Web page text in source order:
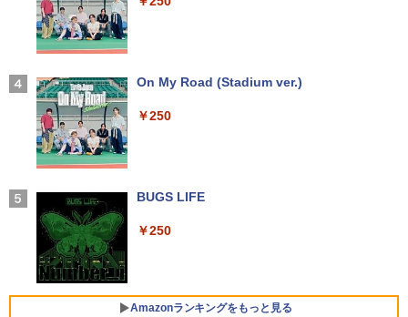
【2026年アップグレード版】AOKIMI ワイヤ
軽量 ブルートゥースHi-Fi 最大36時間再生 ぶ
リング ANC 36時間再生
On My Road (Stadium ver.)
￥250
BUGS LIFE
￥250
Amazonランキングをもっと見る